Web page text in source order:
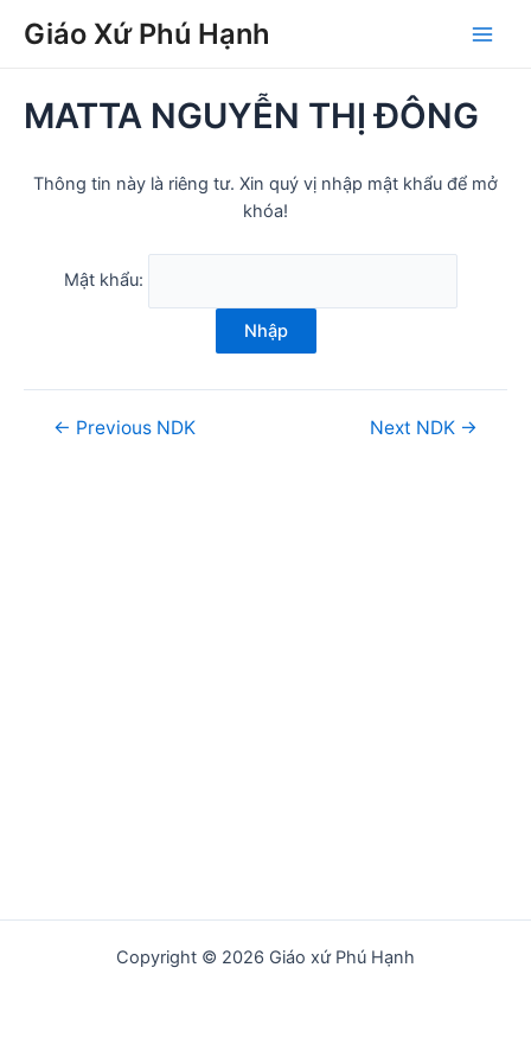
Giáo Xứ Phú Hạnh
Main
MATTA NGUYỄN THỊ ĐÔNG
Thông tin này là riêng tư. Xin quý vị nhập mật khẩu để mở
khóa!
Mật khẩu:
Nhập
navigation
← Previous NDK Next NDK →
Copyright © 2026 Giáo xứ Phú Hạnh